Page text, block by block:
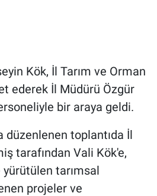
Kök, İl Tarım ve Orman
ederek İl Müdürü Özgür
bir araya geldi.
düzenlenen toplantıda İl
tarafından Vali Kök'e,
tarımsal
projeler ve